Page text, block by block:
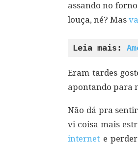
assando no
louça, né? Mas
Leia mais:
Eram tardes
apontando para
Não dá pra
vi coisa mais
internet e